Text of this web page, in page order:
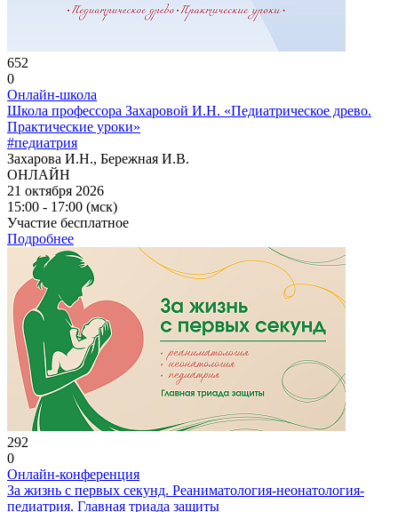
652
0
Онлайн-школа
Школа профессора Захаровой И.Н. «Педиатрическое древо.
Практические уроки»
#педиатрия
Захарова И.Н., Бережная И.В.
ОНЛАЙН
21 октября 2026
15:00 - 17:00 (мск)
Участие бесплатное
Подробнее
292
0
Онлайн-конференция
За жизнь с первых секунд. Реаниматология-неонатология-
педиатрия. Главная триада защиты